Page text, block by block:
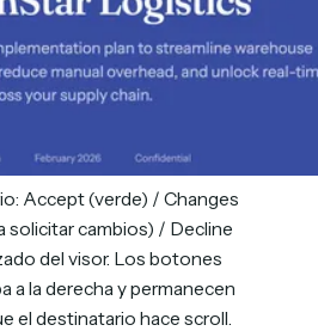
Accept (verde) / Changes
solicitar cambios) / Decline
del visor. Los botones
a la derecha y permanecen
el destinatario hace scroll.